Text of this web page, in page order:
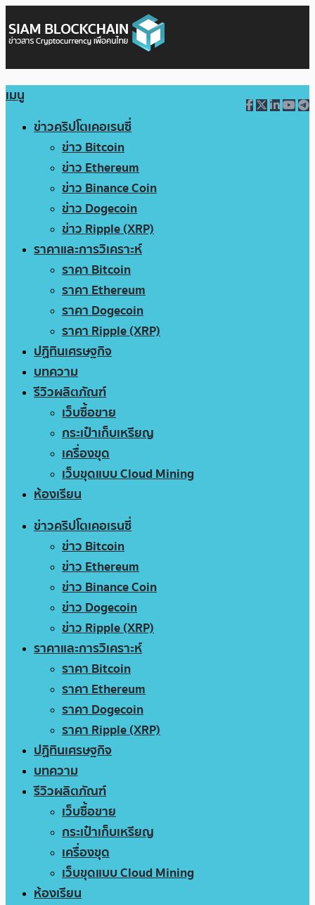
เมนู
ข่าวคริปโตเคอเรนซี่
ข่าว Bitcoin
ข่าว Ethereum
ข่าว Binance Coin
ข่าว Dogecoin
ข่าว Ripple (XRP)
ราคาและการวิเคราะห์
ราคา Bitcoin
ราคา Ethereum
ราคา Dogecoin
ราคา Ripple (XRP)
ปฏิทินเศรษฐกิจ
บทความ
รีวิวผลิตภัณฑ์
เว็บซื้อขาย
กระเป๋าเก็บเหรียญ
เครื่องขุด
เว็บขุดแบบ Cloud Mining
ห้องเรียน
ข่าวคริปโตเคอเรนซี่
ข่าว Bitcoin
ข่าว Ethereum
ข่าว Binance Coin
ข่าว Dogecoin
ข่าว Ripple (XRP)
ราคาและการวิเคราะห์
ราคา Bitcoin
ราคา Ethereum
ราคา Dogecoin
ราคา Ripple (XRP)
ปฏิทินเศรษฐกิจ
บทความ
รีวิวผลิตภัณฑ์
เว็บซื้อขาย
กระเป๋าเก็บเหรียญ
เครื่องขุด
เว็บขุดแบบ Cloud Mining
ห้องเรียน